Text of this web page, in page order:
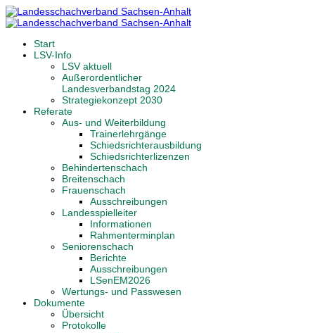
Start
LSV-Info
LSV aktuell
Außerordentlicher
Landesverbandstag 2024
Strategiekonzept 2030
Referate
Aus- und Weiterbildung
Trainerlehrgänge
Schiedsrichterausbildung
Schiedsrichterlizenzen
Behindertenschach
Breitenschach
Frauenschach
Ausschreibungen
Landesspielleiter
Informationen
Rahmenterminplan
Seniorenschach
Berichte
Ausschreibungen
LSenEM2026
Wertungs- und Passwesen
Dokumente
Übersicht
Protokolle